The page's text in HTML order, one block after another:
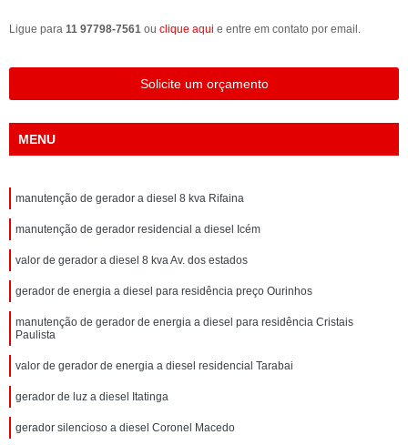
Ligue para 11 97798-7561 ou clique aqui e entre em contato por email.
Solicite um orçamento
MENU
manutenção de gerador a diesel 8 kva Rifaina
manutenção de gerador residencial a diesel Icém
valor de gerador a diesel 8 kva Av. dos estados
gerador de energia a diesel para residência preço Ourinhos
manutenção de gerador de energia a diesel para residência Cristais
Paulista
valor de gerador de energia a diesel residencial Tarabai
gerador de luz a diesel Itatinga
gerador silencioso a diesel Coronel Macedo